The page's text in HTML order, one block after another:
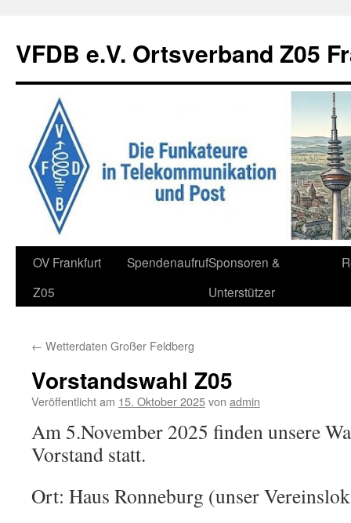
springen
VFDB e.V. Ortsverband Z05
OV Frankfurt
Z05
SpendenaufrufSponsoren &
Unterstützer
← Wetterdaten Großer Feldberg
Vorstandswahl Z05
Veröffentlicht am 15. Oktober 2025von admin
Am 5.November 2025 finden unsere
Vorstand statt.
Ort: Haus Ronneburg (unser